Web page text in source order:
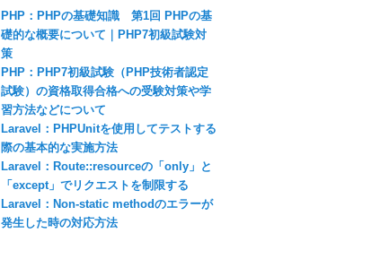
PHP：PHPの基礎知識 第1回 PHPの基
礎的な概要について｜PHP7初級試験対
策
PHP：PHP7初級試験（PHP技術者認定
試験）の資格取得合格への受験対策や学
習方法などについて
Laravel：PHPUnitを使用してテストする
際の基本的な実施方法
Laravel：Route::resourceの「only」と
「except」でリクエストを制限する
Laravel：Non-static methodのエラーが
発生した時の対応方法